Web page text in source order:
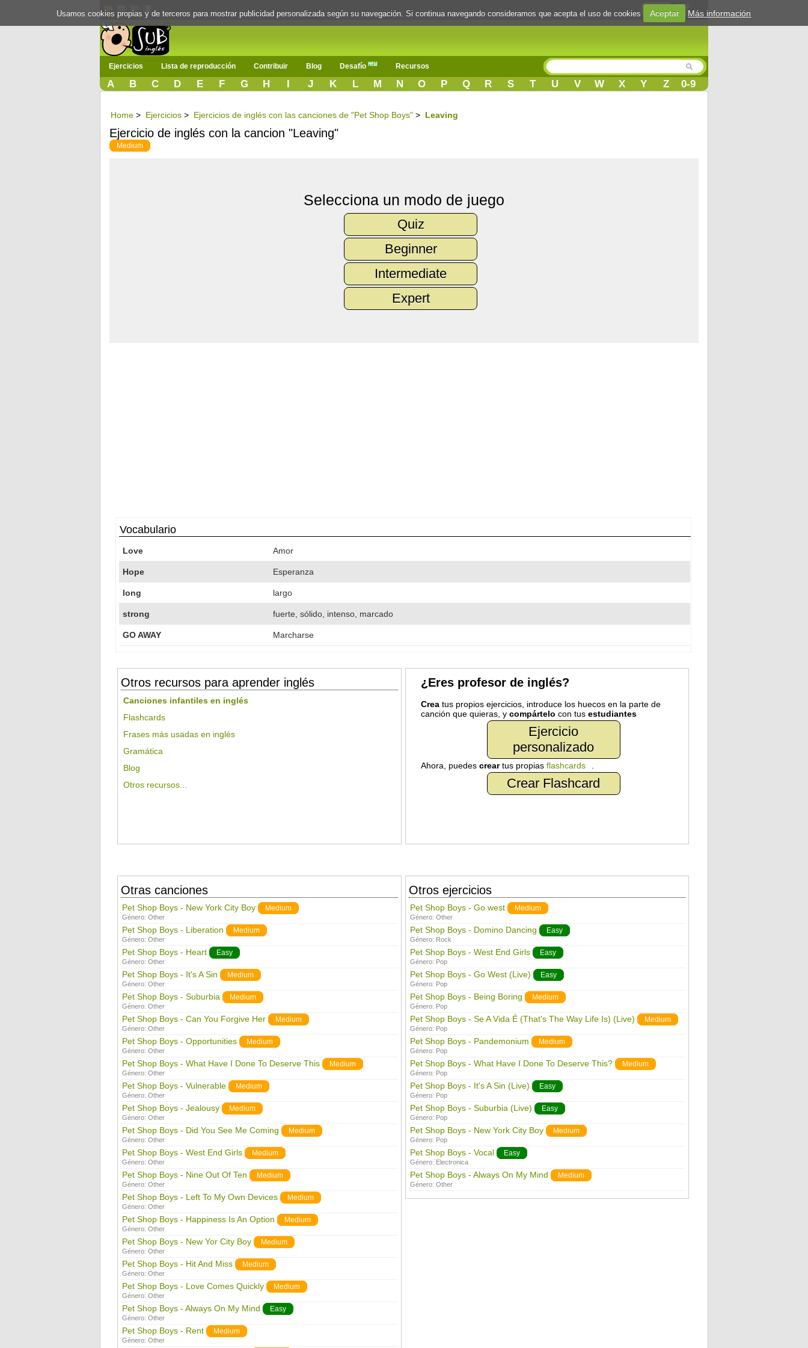
Login
Ejercicios Lista de reproducción Contribuir Blog Desafío Recursos
A B C D E F G H I J K L M N O P Q R S T U V W X Y Z 0-9
Home > Ejercicios > Ejercicios de inglés con las canciones de "Pet Shop Boys" > Leaving
Ejercicio de inglés con la cancion "Leaving"
Medium
Selecciona un modo de juego
Quiz
Beginner
Intermediate
Expert
Vocabulario
Love Amor
Hope Esperanza
long largo
strong fuerte, sólido, intenso, marcado
GO AWAY Marcharse
Otros recursos para aprender inglés
Canciones infantiles en inglés
Flashcards
Frases más usadas en inglés
Gramática
Blog
Otros recursos...
¿Eres profesor de inglés?
Creatus propios ejercicios, introduce los huecos en la parte de
canción que quieras, y compártelo con tus estudiantes
Ejercicio
personalizado
Ahora, puedes creartus propias flashcards
Crear Flashcard
Otras canciones
Pet Shop Boys - New York City Boy Medium
Género: Other
Pet Shop Boys - Liberation Medium
Género: Other
Pet Shop Boys - Heart Easy
Género: Other
Pet Shop Boys - It's A Sin Medium
Género: Other
Pet Shop Boys - Suburbia Medium
Género: Other
Pet Shop Boys - Can You Forgive Her Medium
Género: Other
Pet Shop Boys - Opportunities Medium
Género: Other
Pet Shop Boys - What Have I Done To Deserve This Medium
Género: Other
Pet Shop Boys - Vulnerable Medium
Género: Other
Pet Shop Boys - Jealousy Medium
Género: Other
Pet Shop Boys - Did You See Me Coming Medium
Género: Other
Pet Shop Boys - West End Girls Medium
Género: Other
Pet Shop Boys - Nine Out Of Ten Medium
Género: Other
Pet Shop Boys - Left To My Own Devices Medium
Género: Other
Pet Shop Boys - Happiness Is An Option Medium
Género: Other
Pet Shop Boys - New Yor City Boy Medium
Género: Other
Pet Shop Boys - Hit And Miss Medium
Género: Other
Pet Shop Boys - Love Comes Quickly Medium
Género: Other
Pet Shop Boys - Always On My Mind Easy
Género: Other
Pet Shop Boys - Rent Medium
Género: Other
Otros ejercicios
Pet Shop Boys - Go west Medium
Género: Other
Pet Shop Boys - Domino Dancing Easy
Género: Rock
Pet Shop Boys - West End Girls Easy
Género: Pop
Pet Shop Boys - Go West (Live) Easy
Género: Pop
Pet Shop Boys - Being Boring Medium
Género: Pop
Pet Shop Boys - Se A Vida É (That's The Way Life Is) (Live) Medium
Género: Pop
Pet Shop Boys - Pandemonium Medium
Género: Pop
Pet Shop Boys - What Have I Done To Deserve This? Medium
Género: Pop
Pet Shop Boys - It's A Sin (Live) Easy
Género: Pop
Pet Shop Boys - Suburbia (Live) Easy
Género: Pop
Pet Shop Boys - New York City Boy Medium
Género: Pop
Pet Shop Boys - Vocal Easy
Género: Electronica
Pet Shop Boys - Always On My Mind Medium
Género: Other
Usamos cookies propias y de terceros para mostrar publicidad personalizada según su navegación. Si continua navegando consideramos que acepta el uso de cookies Aceptar Más información